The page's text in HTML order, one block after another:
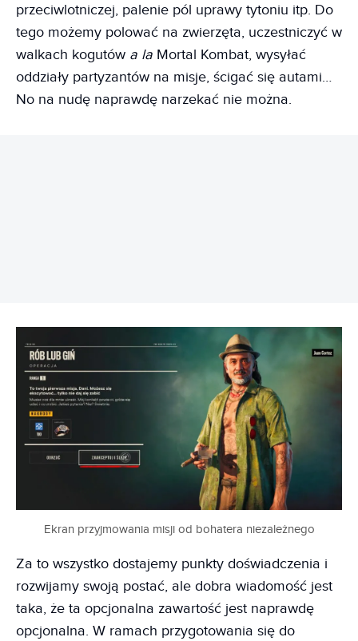
przeciwlotniczej, palenie pól uprawy tytoniu itp. Do
tego możemy polować na zwierzęta, uczestniczyć w
walkach kogutów a la Mortal Kombat, wysyłać
oddziały partyzantów na misje, ścigać się autami…
No na nudę naprawdę narzekać nie można.
Ekran przyjmowania misji od bohatera niezależnego
Za to wszystko dostajemy punkty doświadczenia i
rozwijamy swoją postać, ale dobra wiadomość jest
taka, że ta opcjonalna zawartość jest naprawdę
opcjonalna. W ramach przygotowania się do